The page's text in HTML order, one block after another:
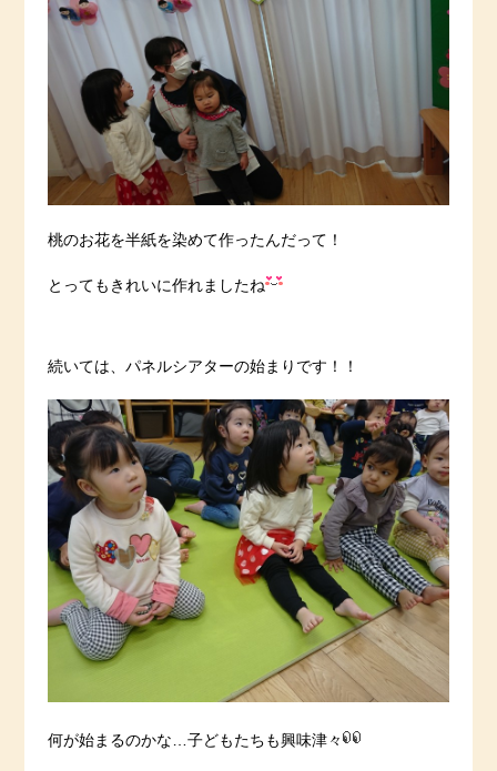
桃のお花を半紙を染めて作ったんだって！
とってもきれいに作れましたね
続いては、パネルシアターの始まりです！！
何が始まるのかな…子どもたちも興味津々